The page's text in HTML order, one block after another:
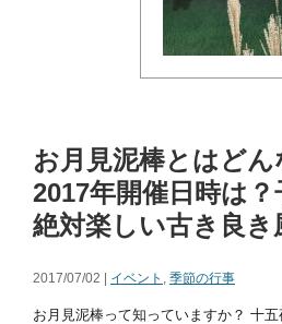
お月見泥棒とはどん
2017年開催日時は
絶対楽しい古き良き
2017/07/02 | イベント , 季節の行事
お月見泥棒って知っていますか？ 十五